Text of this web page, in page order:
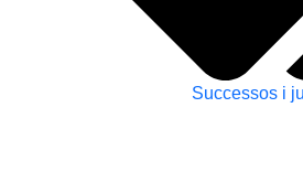
Successos i